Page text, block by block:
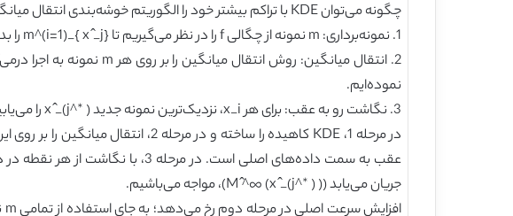
چگونه می‌توان KDE با تراکم بیشتر خود را الگوریتم خوشه‌بندی انتقال میانگین گنجاند؟ از روش سه مرحله‌ای زیر استفاده می‌کنیم:
1. نمونه‌برداری: m نمونه از چگالی f را در نظر می‌گیریم تا {x ̂_j }_(i=1)^m را بدست آوریم. چگالی جدید f ̂(x)=∑_(j=1)^m▒〖K_h ̂ (x,x ̂_j ) 〗 را تشکیل می‌دهیم.
نموده‌ایم.
3. نگاشت رو به عقب: برای هر x_i، نزدیک‌ترین نمونه جدید x ̂_(j^* ) را می‌یابیم. بنابراین x_i→M ̂^∞ (x ̂_(j^* ) ).
جریان می‌یابد (M ̂^∞ (x ̂_(j^* ) ))، مواجه می‌باشیم.